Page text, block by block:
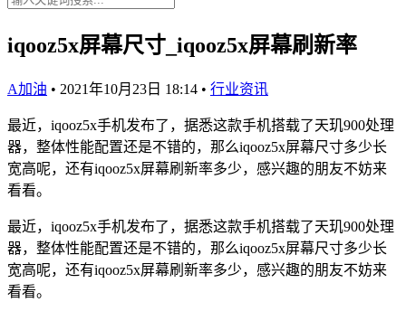
iqooz5x屏幕尺寸_iqooz5x屏幕刷新率
A加油 • 2021年10月23日 18:14 • 行业资讯
最近，iqooz5x手机发布了，据悉这款手机搭载了天玑900处理
器，整体性能配置还是不错的，那么iqooz5x屏幕尺寸多少长
宽高呢，还有iqooz5x屏幕刷新率多少，感兴趣的朋友不妨来
看看。
最近，iqooz5x手机发布了，据悉这款手机搭载了天玑900处理
器，整体性能配置还是不错的，那么iqooz5x屏幕尺寸多少长
宽高呢，还有iqooz5x屏幕刷新率多少，感兴趣的朋友不妨来
看看。